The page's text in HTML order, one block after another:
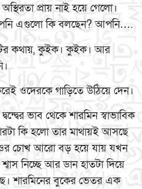
প্রায় নাই হয়ে গেলো।
এগুলো কি বলছেন? আপনি….
কথায়, কুইক। কুইক। আর
ওদেরকে গাড়িতে উঠিয়ে দেন।
ভাব থেকে শারমিন স্বাভাবিক
কি হলো তার মাথায়ই আসছে
ওর চোখ আরো বড় হয়ে যায় যখন
নিচ্ছে আর ডান হাতটা দিয়ে
শারমিনের বুকের ভেতর এক